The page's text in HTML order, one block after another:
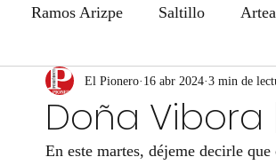
Ramos Arizpe Saltillo
Manzana Caliente Opinión
Doña Vibora
El Pionero 16 abr 2024 3 min de
En este martes, déjeme decirle